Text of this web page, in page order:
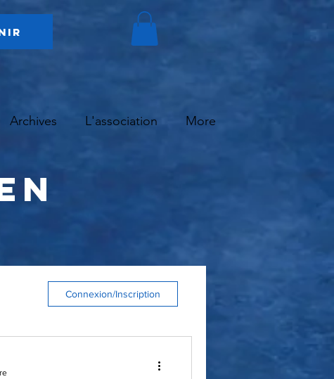
Archives L'association More
Connexion/Inscription